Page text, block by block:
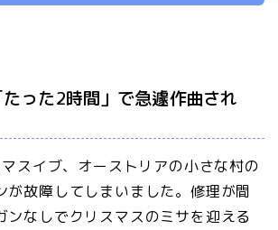
った2時間」で急遽作曲され
スイブ、オーストリアの小さな村の
が故障してしまいました。修理が間
ンなしでクリスマスのミサを迎える